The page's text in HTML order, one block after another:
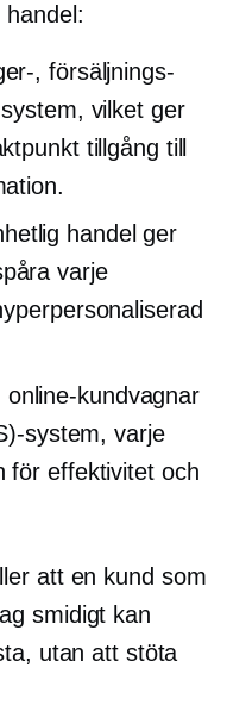
, försäljnings-
vilket ger
tillgång till
handel ger
varje
online-kundvagnar
system, varje
för effektivitet och
att en kund som
smidigt kan
utan att stöta